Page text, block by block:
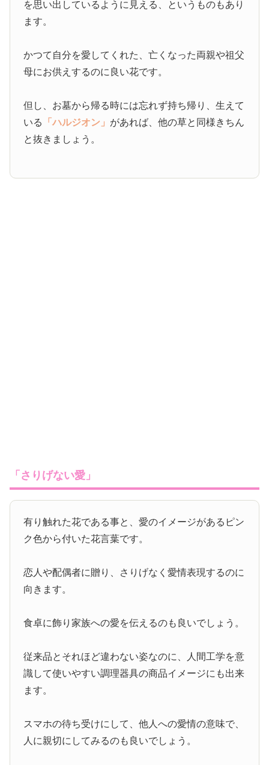
を思い出しているように見える、というものもあり
ます。
かつて自分を愛してくれた、亡くなった両親や祖父
母にお供えするのに良い花です。
但し、お墓から帰る時には忘れず持ち帰り、生えて
いる
「ハルジオン」 があれば、他の草と同様きちん
と抜きましょう。
「さりげない愛」
有り触れた花である事と、愛のイメージがあるピン
ク色から付いた花言葉です。
恋人や配偶者に贈り、さりげなく愛情表現するのに
向きます。
食卓に飾り家族への愛を伝えるのも良いでしょう。
従来品とそれほど違わない姿なのに、人間工学を意
識して使いやすい調理器具の商品イメージにも出来
ます。
スマホの待ち受けにして、他人への愛情の意味で、
人に親切にしてみるのも良いでしょう。